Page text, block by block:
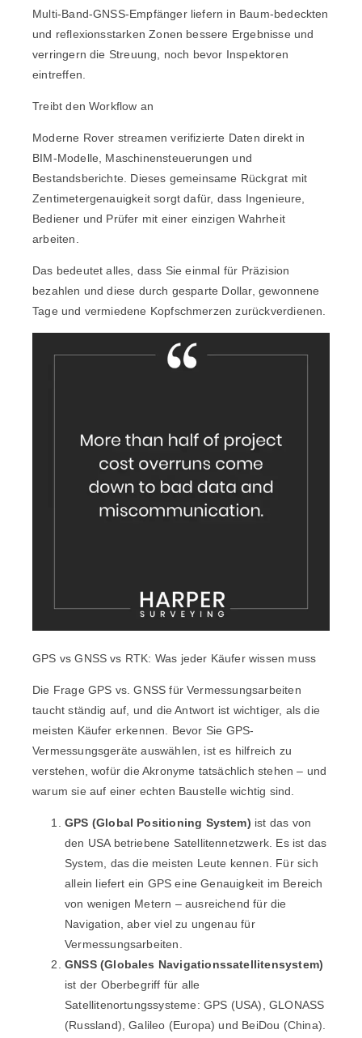
Multi-Band-GNSS-Empfänger liefern in Baum-bedeckten
und reflexionsstarken Zonen bessere Ergebnisse und
verringern die Streuung, noch bevor Inspektoren
eintreffen.
Treibt den Workflow an
Moderne Rover streamen verifizierte Daten direkt in
BIM-Modelle, Maschinensteuerungen und
Bestandsberichte. Dieses gemeinsame Rückgrat mit
Zentimetergenauigkeit sorgt dafür, dass Ingenieure,
Bediener und Prüfer mit einer einzigen Wahrheit
arbeiten.
Das bedeutet alles, dass Sie einmal für Präzision
bezahlen und diese durch gesparte Dollar, gewonnene
Tage und vermiedene Kopfschmerzen zurückverdienen.
GPS vs GNSS vs RTK: Was jeder Käufer wissen muss
Die Frage GPS vs. GNSS für Vermessungsarbeiten
taucht ständig auf, und die Antwort ist wichtiger, als die
meisten Käufer erkennen. Bevor Sie GPS-
Vermessungsgeräte auswählen, ist es hilfreich zu
verstehen, wofür die Akronyme tatsächlich stehen – und
warum sie auf einer echten Baustelle wichtig sind.
GPS (Global Positioning System) ist das von
den USA betriebene Satellitennetzwerk. Es ist das
System, das die meisten Leute kennen. Für sich
allein liefert ein GPS eine Genauigkeit im Bereich
von wenigen Metern – ausreichend für die
Navigation, aber viel zu ungenau für
Vermessungsarbeiten.
GNSS (Globales Navigationssatellitensystem)
ist der Oberbegriff für alle
Satellitenortungssysteme: GPS (USA), GLONASS
(Russland), Galileo (Europa) und BeiDou (China).